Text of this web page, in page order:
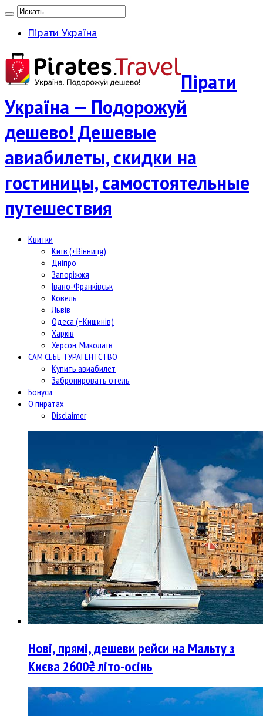
Пірати Україна
Пірати
Україна — Подорожуй
дешево! Дешевые
авиабилеты, скидки на
гостиницы, самостоятельные
путешествия
Квитки
Київ (+Вінниця)
Дніпро
Запоріжжя
Івано-Франківськ
Ковель
Львів
Одеса (+Кишинів)
Харків
Херсон, Миколаїв
САМ СЕБЕ ТУРАГЕНТСТВО
Купить авиабилет
Забронировать отель
Бонуси
О пиратах
Disclaimer
Нові, прямі, дешеви рейси на Мальту з
Києва 2600₴ літо-осінь